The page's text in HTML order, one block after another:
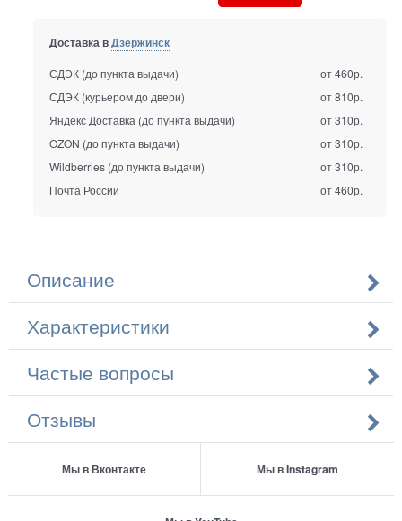
Доставка вДзержинск
СДЭК (до пункта выдачи)
от 460р.
СДЭК (курьером до двери)
от 810р.
Яндекс Доставка (до пункта выдачи)
от 310р.
OZON (до пункта выдачи)
от 310р.
Wildberries (до пункта выдачи)
от 310р.
Почта России
от 460р.
Описание
Характеристики
Частые вопросы
Отзывы
Мы в Вконтакте Мы в Instagram